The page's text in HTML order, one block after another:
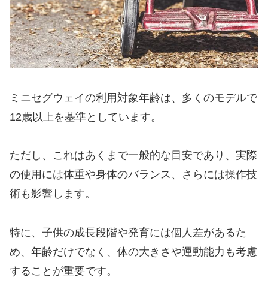
ミニセグウェイの利用対象年齢は、多くのモデルで
12歳以上を基準としています。
ただし、これはあくまで一般的な目安であり、実際
の使用には体重や身体のバランス、さらには操作技
術も影響します。
特に、子供の成長段階や発育には個人差があるた
め、年齢だけでなく、体の大きさや運動能力も考慮
することが重要です。